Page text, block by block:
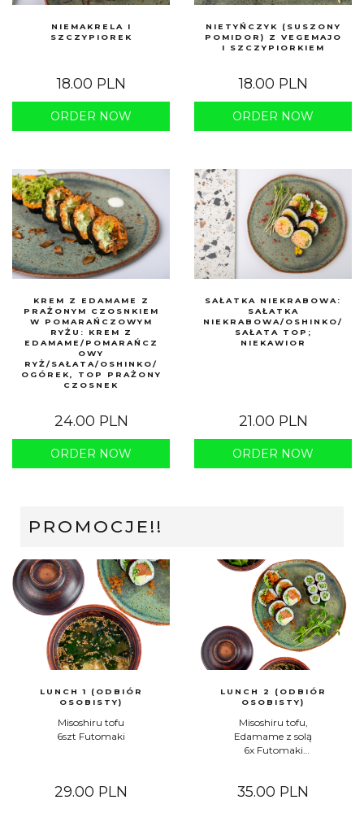
NIEMAKRELA I
SZCZYPIOREK
18.00 PLN
ORDER NOW
NIETYŃCZYK (SUSZONY
POMIDOR) Z VEGEMAJO
I SZCZYPIORKIEM
18.00 PLN
ORDER NOW
KREM Z EDAMAME Z
PRAŻONYM CZOSNKIEM
W POMARAŃCZOWYM
RYŻU: KREM Z
EDAMAME/POMARAŃCZ
OWY
RYŻ/SAŁATA/OSHINKO/
OGÓREK, TOP PRAŻONY
CZOSNEK
24.00 PLN
ORDER NOW
SAŁATKA NIEKRABOWA:
SAŁATKA
NIEKRABOWA/OSHINKO/
SAŁATA TOP;
NIEKAWIOR
21.00 PLN
ORDER NOW
PROMOCJE!!
LUNCH 1 (ODBIÓR
OSOBISTY)
Misoshiru tofu
6szt Futomaki
29.00 PLN
LUNCH 2 (ODBIÓR
OSOBISTY)
Misoshiru tofu,
Edamame z solą
6x Futomaki
35.00 PLN